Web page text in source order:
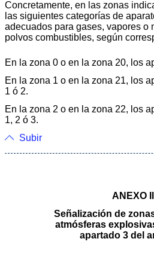
Concretamente, en las zonas
las siguientes categorías de
adecuados para gases, vapores o
polvos combustibles, según
En la zona 0 o en la zona 20, los
En la zona 1 o en la zona 21, los
1 ó 2.
En la zona 2 o en la zona 22, los
1, 2 ó 3.
Subir
ANEXO III
Señalización de
atmósferas
apartado 3 del